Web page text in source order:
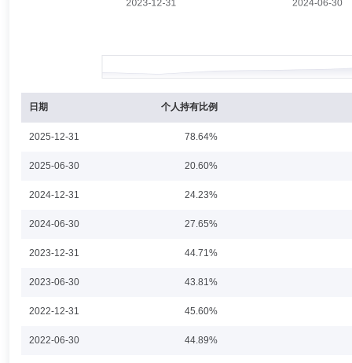
金基金经理、湘财长兴灵活配置混合型证券投资基金基金经理、湘财
学历：本科
负责人、苏州旺墩路证券营业部总经理；湘财基金管理有限公司财务总
日期 个人持有比例
2025-12-31 78.64%
2025-06-30 20.60%
2024-12-31 24.23%
2024-06-30 27.65%
2023-12-31 44.71%
2023-06-30 43.81%
2022-12-31 45.60%
2022-06-30 44.89%